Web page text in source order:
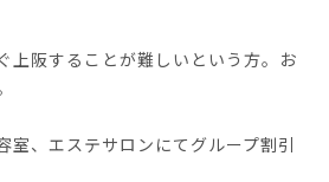
上阪することが難しいという方。お
室、エステサロンにてグループ割引